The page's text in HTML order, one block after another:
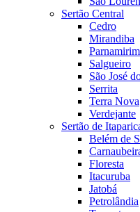
Sertão Central
Cedro
Mirandiba
Parnamirim
Salgueiro
São José
Serrita
Terra Nova
Verdejante
Sertão de
Belém de
Floresta
Itacuruba
Jatobá
Petrolândia